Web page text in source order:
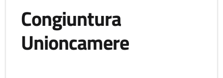
Congiuntura
Unioncamere